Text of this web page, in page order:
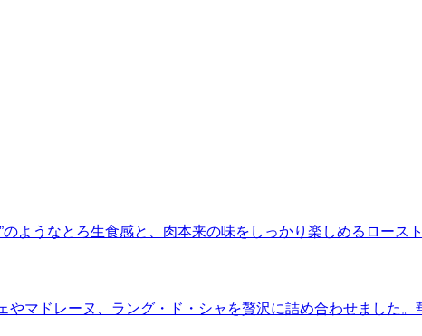
ようなとろ生食感と、肉本来の味をしっかり楽しめるロースト
マドレーヌ、ラング・ド・シャを贅沢に詰め合わせました。